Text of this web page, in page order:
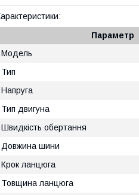
Параметр
Модель
Тип
Напруга
Тип двигуна
Швидкість обертання
Довжина шини
Крок ланцюга
Товщина ланцюга